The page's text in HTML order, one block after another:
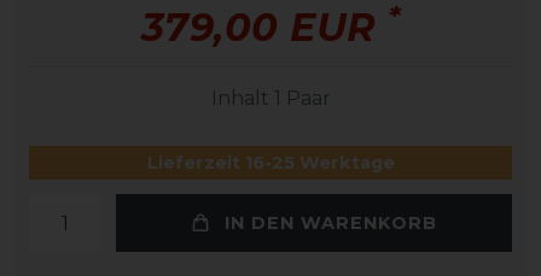
379,00 EUR *
Inhalt 1 Paar
Lieferzeit 16-25 Werktage
IN DEN WARENKORB